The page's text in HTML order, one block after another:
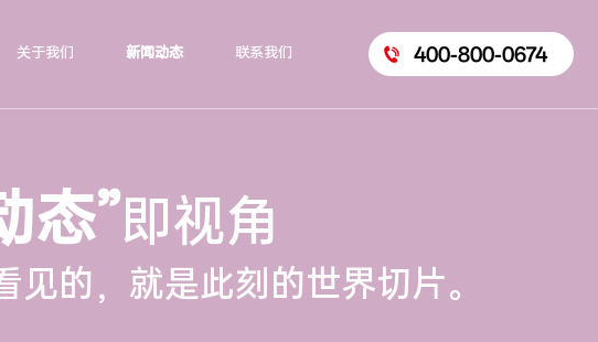
关于我们 新闻动态 联系我们 400-800-0674
态”即视角
见的，就是此刻的世界切片。